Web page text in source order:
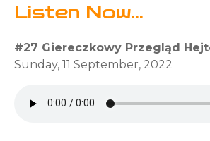
Listen Now...
#27 Giereczkowy Przegląd
Sunday, 11 September, 2022